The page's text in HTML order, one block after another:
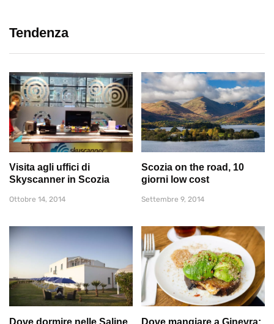
Tendenza
Visita agli uffici di
Skyscanner in Scozia
Ottobre 14, 2014
Scozia on the road, 10
giorni low cost
Settembre 9, 2014
Dove dormire nelle Saline
Dove mangiare a Ginevra: